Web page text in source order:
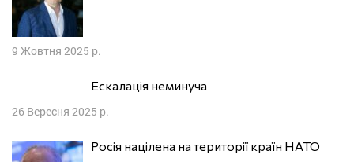
9 Жовтня 2025 р.
Ескалація неминуча
26 Вересня 2025 р.
Росія націлена на території країн НАТО